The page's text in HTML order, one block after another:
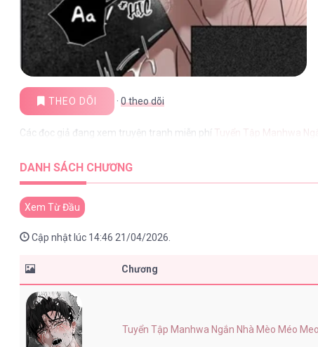
THEO DÕI ·0theo dõi
Các đọc giả đang xem truyện tranh miễn phí Tuyển Tập Manhwa
DANH SÁCH CHƯƠNG
Xem Từ Đầu
Cập nhật lúc 14:46 21/04/2026.
Chương
Tuyển Tập Manhwa Ngắn Nhà Mèo Méo